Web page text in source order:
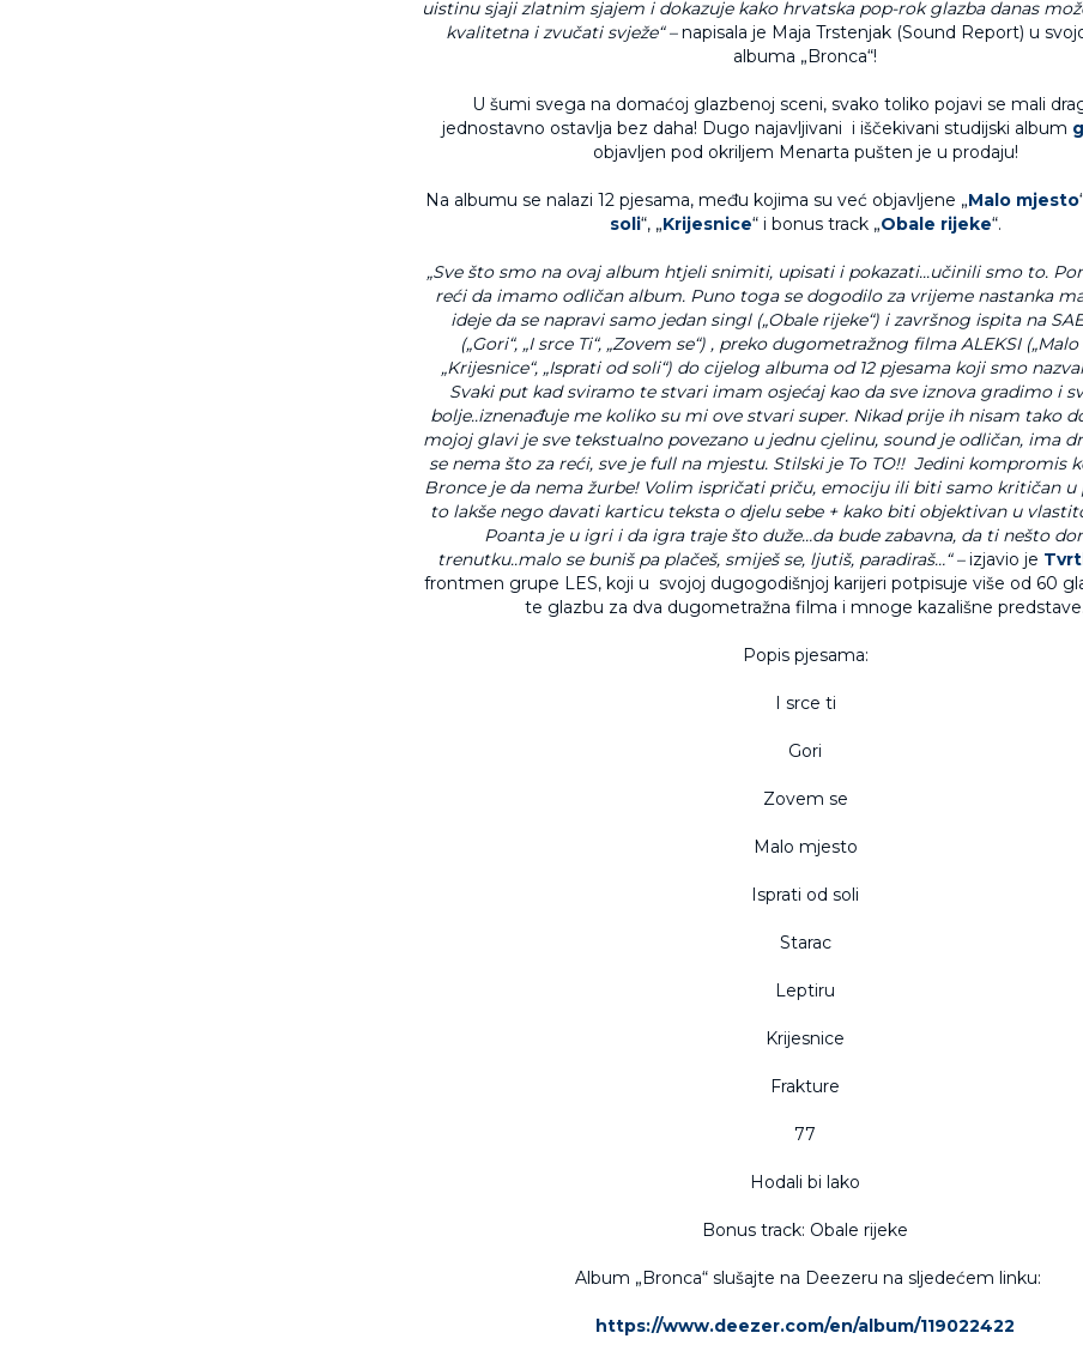
uistinu sjaji zlatnim sjajem i dokazuje kako hrvatska pop-rok glazba danas
kvalitetna i zvučati svježe“ –napisala je Maja Trstenjak (Sound Report) u
albuma „Bronca“!
U šumi svega na domaćoj glazbenoj sceni, svako toliko pojavi se mali
jednostavno ostavlja bez daha! Dugo najavljivani i iščekivani studijski album
objavljen pod okriljem Menarta pušten je u prodaju!
Na albumu se nalazi 12 pjesama, među kojima su već objavljene „Malo mjesto
soli“, „Krijesnice“ i bonus track „Obale rijeke“.
„Sve što smo na ovaj album htjeli snimiti, upisati i pokazati...učinili smo to.
reći da imamo odličan album. Puno toga se dogodilo za vrijeme nastanka
ideje da se napravi samo jedan singl („Obale rijeke“) i završnog ispita na
(„Gori“, „I srce Ti“, „Zovem se“) , preko dugometražnog filma ALEKSI
„Krijesnice“, „Isprati od soli“) do cijelog albuma od 12 pjesama koji smo
Svaki put kad sviramo te stvari imam osjećaj kao da sve iznova gradimo i
bolje..iznenađuje me koliko su mi ove stvari super. Nikad prije ih nisam tako
mojoj glavi je sve tekstualno povezano u jednu cjelinu, sound je odličan, ima
se nema što za reći, sve je full na mjestu. Stilski je To TO!! Jedini kompromis
Bronce je da nema žurbe! Volim ispričati priču, emociju ili biti samo kritičan u
to lakše nego davati karticu teksta o djelu sebe + kako biti objektivan u
Poanta je u igri i da igra traje što duže…da bude zabavna, da ti nešto
trenutku..malo se buniš pa plačeš, smiješ se, ljutiš, paradiraš…“ –izjavio je
frontmen grupe LES, koji u svojoj dugogodišnjoj karijeri potpisuje više od 60
te glazbu za dva dugometražna filma i mnoge kazališne predstave.
Popis pjesama:
I srce ti
Gori
Zovem se
Malo mjesto
Isprati od soli
Starac
Leptiru
Krijesnice
Frakture
77
Hodali bi lako
Bonus track: Obale rijeke
Album „Bronca“ slušajte na Deezeru na sljedećem linku:
https://www.deezer.com/en/album/119022422